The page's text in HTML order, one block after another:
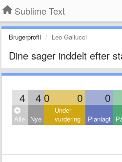
Sublime Text
Brugerprofil Leo Gallucci
Dine sager inddelt efter
4 4 0 0 0
Alle Nye
Under
vurdering
Planlagt